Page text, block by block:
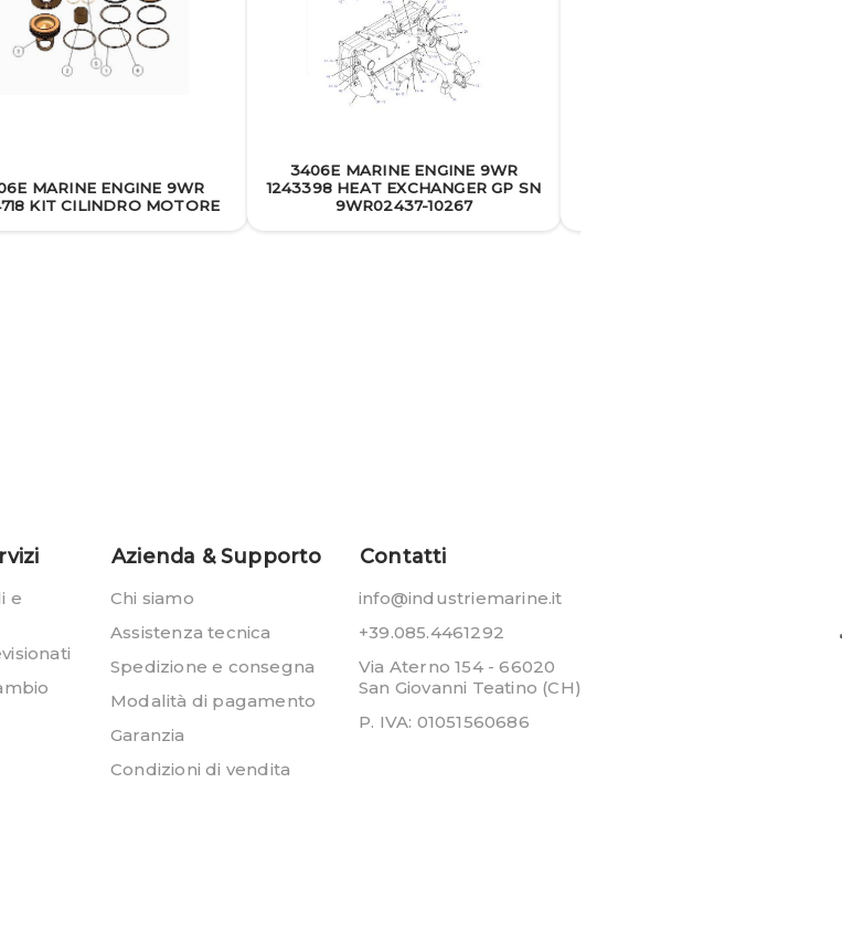
MARINE ENGINE 9WR
KIT CILINDRO MOTORE
3406E MARINE ENGINE 9WR
1243398 HEAT EXCHANGER GP SN
9WR02437-10267
e
Azienda & Supporto
Chi siamo
Assistenza tecnica
Spedizione e consegna
Modalità di pagamento
Garanzia
Condizioni di vendita
Contatti
info@industriemarine.it
+39.085.4461292
Via Aterno 154 - 66020
San Giovanni Teatino (CH)
P. IVA: 01051560686